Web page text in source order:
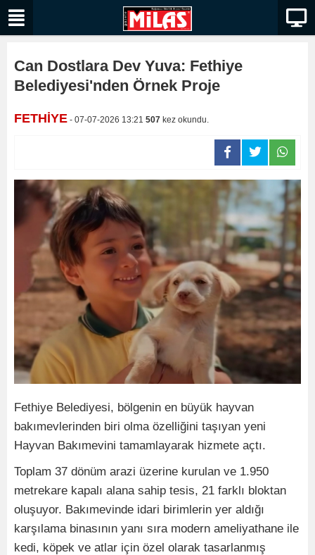
Can Dostlara Dev Yuva: Fethiye
Belediyesi'nden Örnek Proje
FETHİYE - 07-07-2026 13:21 507 kez okundu.
Fethiye Belediyesi, bölgenin en büyük hayvan
bakımevlerinden biri olma özelliğini taşıyan yeni
Hayvan Bakımevini tamamlayarak hizmete açtı.
Toplam 37 dönüm arazi üzerine kurulan ve 1.950
metrekare kapalı alana sahip tesis, 21 farklı bloktan
oluşuyor. Bakımevinde idari birimlerin yer aldığı
karşılama binasının yanı sıra modern ameliyathane ile
kedi, köpek ve atlar için özel olarak tasarlanmış